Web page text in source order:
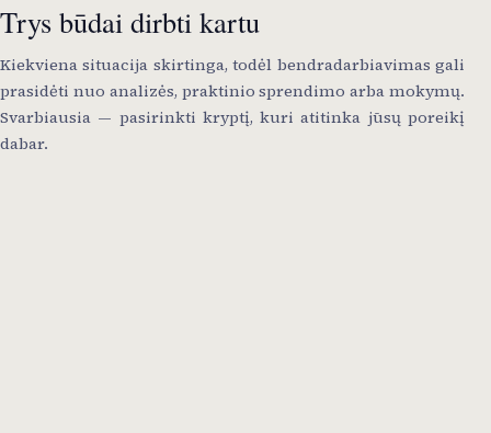
Trys būdai dirbti kartu
Kiekviena situacija skirtinga, todėl bendradarbiavimas gali
prasidėti nuo analizės, praktinio sprendimo arba mokymų.
Svarbiausia — pasirinkti kryptį, kuri atitinka jūsų poreikį
dabar.